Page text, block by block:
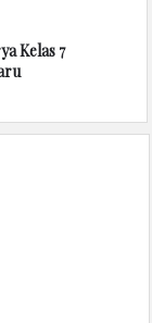
Kelas 7